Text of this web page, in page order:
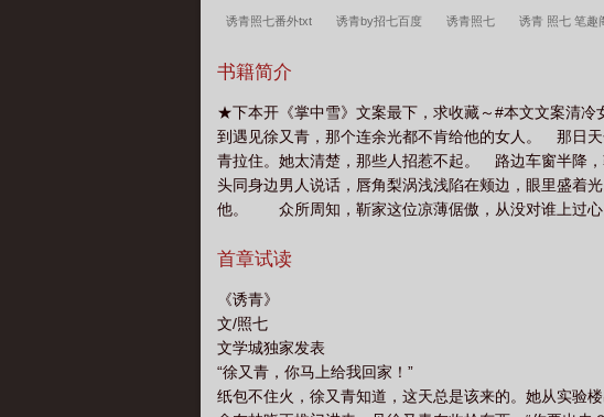
诱青照七番外txt 诱青by招七百度 诱青照七 诱青 照七 笔趣
书籍简介
★下本开《掌中雪》文案最下，求收藏～#本文文案清
到遇见徐又青，那个连余光都不肯给他的女人。 那日
青拉住。她太清楚，那些人招惹不起。 路边车窗半降
头同身边男人说话，唇角梨涡浅浅陷在颊边，眼里盛着
他。 众所周知，靳家这位凉薄倨傲，从没对谁上过心
铮出事，她去求他。暴雨夜，她浑身湿透推开他的门。
好说。”-再后来，徐又青做志愿的山区。大家听说一向
得人尽皆知，却只对她俯首称臣。阅读提示：1.sc，
文人物，地点，背景均为架空私设，请勿代入现实三次
～～下本《掌中雪》不卑不亢妹宝x高高在上疯批半路
个新来的“妹妹”泼了一身茶。梁以雪被接进骆家那天，
首章试读
《诱青》
文/照七
文学城独家发表
“徐又青，你马上给我回家！”
纸包不住火，徐又青知道，这天总是该来的。她从实验楼